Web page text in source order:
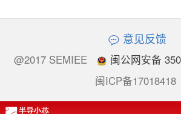
意见反馈
@2017 SEMIEE
闽公网安备
闽ICP备17018418